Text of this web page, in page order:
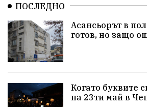
ПОСЛЕДНО
Асансьорът в
готов, но защо
Когато буквите
на 23ти май в